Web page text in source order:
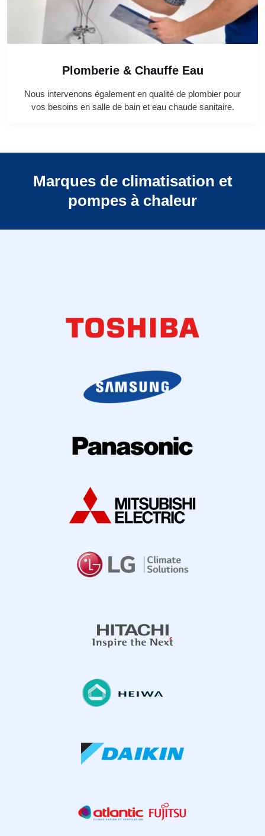
Plomberie & Chauffe Eau
Nous intervenons également en qualité de plombier pour
vos besoins en salle de bain et eau chaude sanitaire.
Marques de climatisation et
pompes à chaleur